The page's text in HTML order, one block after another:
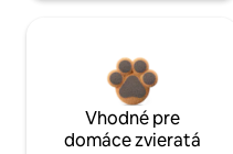
Vhodné pre
domáce zvieratá